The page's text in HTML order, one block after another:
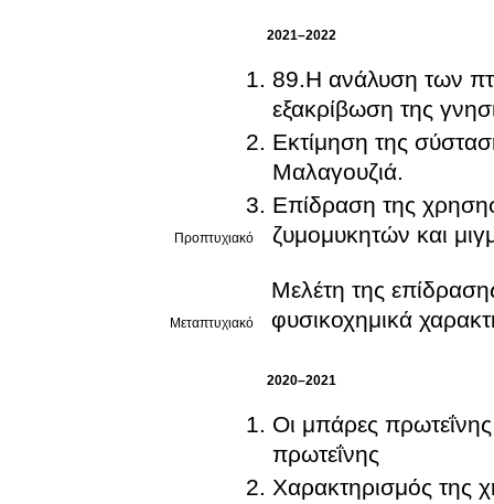
2021–2022
Προπτυχιακό
89.Η ανάλυση των
Εκτίμηση της
Μαλαγουζιά.
Επίδραση της
ζυμομυκητών και
Μεταπτυχιακό
Μελέτη της
φυσικοχημικά
2020–2021
Οι μπάρες
πρωτεΐνης
Χαρακτηρισμός της